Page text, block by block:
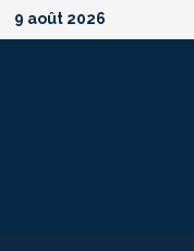
Passer
au
9 août 2026